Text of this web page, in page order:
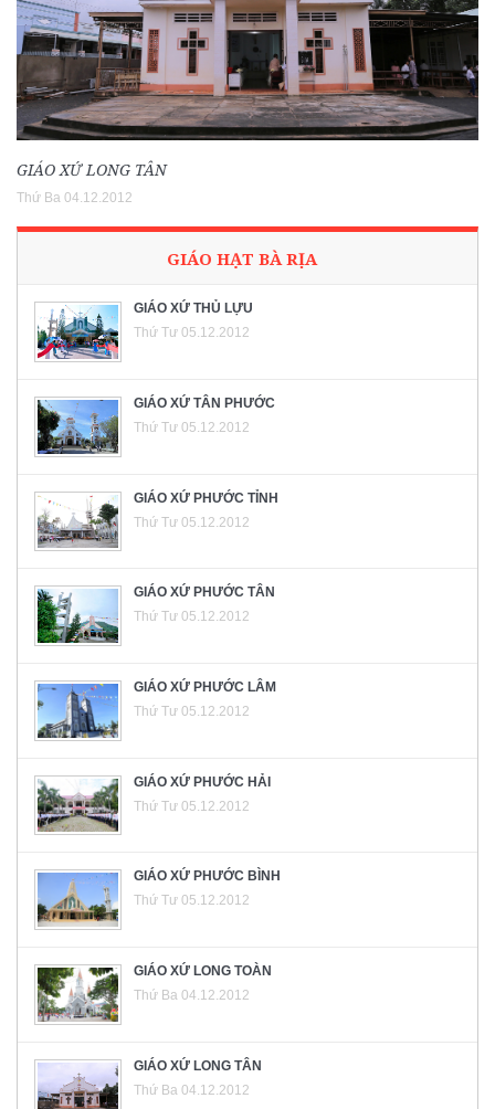
GIÁO XỨ LONG TÂN
Thứ Ba 04.12.2012
GIÁO HẠT BÀ RỊA
GIÁO XỨ THỦ LỰU
Thứ Tư 05.12.2012
GIÁO XỨ TÂN PHƯỚC
Thứ Tư 05.12.2012
GIÁO XỨ PHƯỚC TỈNH
Thứ Tư 05.12.2012
GIÁO XỨ PHƯỚC TÂN
Thứ Tư 05.12.2012
GIÁO XỨ PHƯỚC LÂM
Thứ Tư 05.12.2012
GIÁO XỨ PHƯỚC HẢI
Thứ Tư 05.12.2012
GIÁO XỨ PHƯỚC BÌNH
Thứ Tư 05.12.2012
GIÁO XỨ LONG TOÀN
Thứ Ba 04.12.2012
GIÁO XỨ LONG TÂN
Thứ Ba 04.12.2012